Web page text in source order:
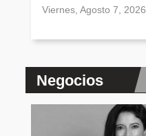
Viernes, Agosto 7, 2026
Negocios